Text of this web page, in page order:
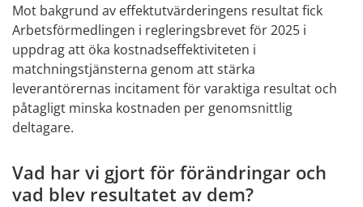
Mot bakgrund av effektutvärderingens resultat fick
Arbetsförmedlingen i regleringsbrevet för 2025 i
uppdrag att öka kostnadseffektiviteten i
matchningstjänsterna genom att stärka
leverantörernas incitament för varaktiga resultat och
påtagligt minska kostnaden per genomsnittlig
deltagare.
Vad har vi gjort för förändringar och
vad blev resultatet av dem?